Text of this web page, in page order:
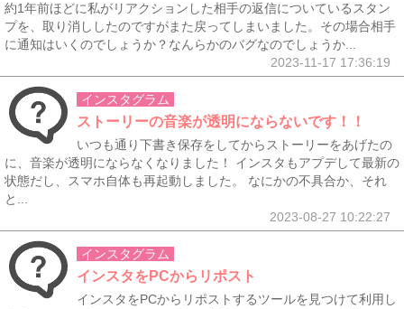
約1年前ほどに私がリアクションした相手の返信についているスタン
プを、取り消ししたのですがまた戻ってしまいました。その場合相手
に通知はいくのでしょうか？なんらかのバグなのでしょうか...
2023-11-17 17:36:19
インスタグラム
ストーリーの音楽が透明にならないです！！
いつも通り下書き保存をしてからストーリーをあげたの
に、音楽が透明にならなくなりました！ インスタもアプデして最新の
状態だし、スマホ自体も再起動しました。 なにかの不具合か、それ
と...
2023-08-27 10:22:27
インスタグラム
インスタをPCからリポスト
インスタをPCからリポストするツールを見つけて利用し